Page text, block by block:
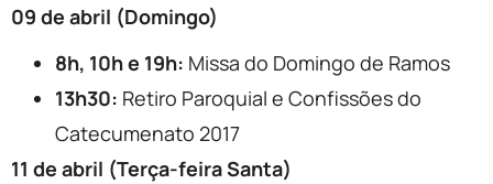
09 de abril (Domingo)
8h, 10h e 19h: Missa do Domingo de Ramos
13h30: Retiro Paroquial e Confissões do
Catecumenato 2017
11 de abril (Terça-feira Santa)